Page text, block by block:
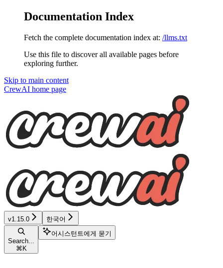
Documentation Index
Fetch the complete documentation index at: /llms.txt
Use this file to discover all available pages before
exploring further.
Skip to main content
CrewAI home page
v1.15.0 한국어
Search...
⌘ K
어시스턴트에게 묻기